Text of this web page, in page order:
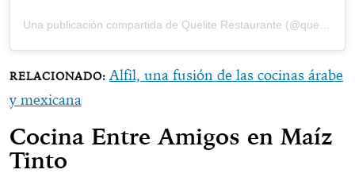
Una publicación compartida de Quelite Restaurante (@quelite.gdl)
Alfil, una fusión de las cocinas árabe
y mexicana
Cocina Entre Amigos en Maíz
Tinto